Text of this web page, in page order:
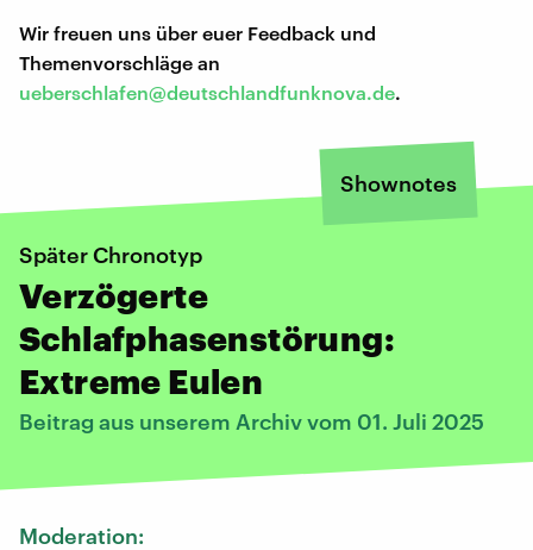
Wir freuen uns über euer Feedback und
Themenvorschläge an
ueberschlafen@deutschlandfunknova.de.
Shownotes
Später Chronotyp
Verzögerte
Schlafphasenstörung:
Extreme Eulen
Beitrag aus unserem Archiv vom 01. Juli 2025
Moderation: